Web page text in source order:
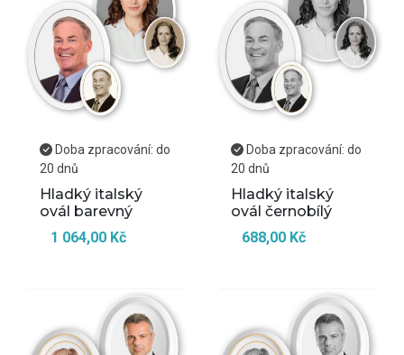
Doba zpracování: do
20 dnů
Hladký italský
ovál barevný
1 064,00 Kč
Doba zpracování: do
20 dnů
Hladký italský
ovál černobílý
688,00 Kč